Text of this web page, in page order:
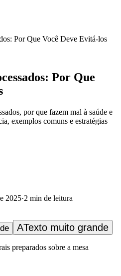
Por Que Você Deve Evitá-los
Por Que
por que fazem mal à saúde e
exemplos comuns e estratégias
2025·2 min de leitura
ATexto muito grande
preparados sobre a mesa